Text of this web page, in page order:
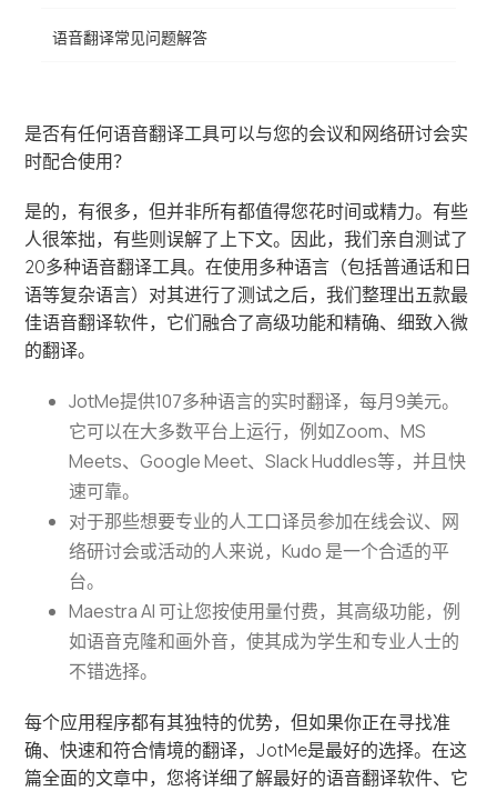
语音翻译常见问题解答
是否有任何语音翻译工具可以与您的会议和网络研讨会实
时配合使用？
是的，有很多，但并非所有都值得您花时间或精力。有些
人很笨拙，有些则误解了上下文。因此，我们亲自测试了
20多种语音翻译工具。在使用多种语言（包括普通话和日
语等复杂语言）对其进行了测试之后，我们整理出五款最
佳语音翻译软件，它们融合了高级功能和精确、细致入微
的翻译。
JotMe提供107多种语言的实时翻译，每月9美元。
它可以在大多数平台上运行，例如Zoom、MS
Meets、Google Meet、Slack Huddles等，并且快
速可靠。
对于那些想要专业的人工口译员参加在线会议、网
络研讨会或活动的人来说，Kudo 是一个合适的平
台。
Maestra AI 可让您按使用量付费，其高级功能，例
如语音克隆和画外音，使其成为学生和专业人士的
不错选择。
每个应用程序都有其独特的优势，但如果你正在寻找准
确、快速和符合情境的翻译，JotMe是最好的选择。在这
篇全面的文章中，您将详细了解最好的语音翻译软件、它